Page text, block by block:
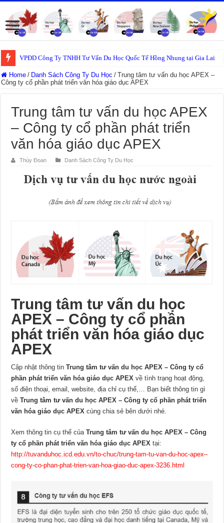
VPĐD Công Ty TNHH Tư Vấn Du Học Quốc Tế Hồng Nhung tại Gia Lai
Home / Danh Sách Công Ty Du Học / Trung tâm tư vấn du học APEX –
Công ty cổ phần phát triển văn hóa giáo dục APEX
Trung tâm tư vấn du học APEX
– Công ty cổ phần phát triển
văn hóa giáo dục APEX
Thúy Đoan Danh Sách Công Ty Du Học
Trung tâm tư vấn du học
APEX – Công ty cổ phần
phát triển văn hóa giáo dục
APEX
Cập nhật thông tinTrung tâm tư vấn du học APEX – Công ty cổ
phần phát triển văn hóa giáo dục APEX về tình trạng hoạt động,
số điện thoại, email, website, địa chỉ cụ thể,… Bạn biết thông tin gì
vềTrung tâm tư vấn du học APEX – Công ty cổ phần phát triển
văn hóa giáo dục APEX cùng chia sẻ bên dưới nhé.
Xem thông tin cụ thể củaTrung tâm tư vấn du học APEX – Công
ty cổ phần phát triển văn hóa giáo dục APEX tại:
http://tuvanduhoc.icd.edu.vn/to-chuc/trung-tam-tu-van-du-hoc-apex–
cong-ty-co-phan-phat-trien-van-hoa-giao-duc-apex-3236.html